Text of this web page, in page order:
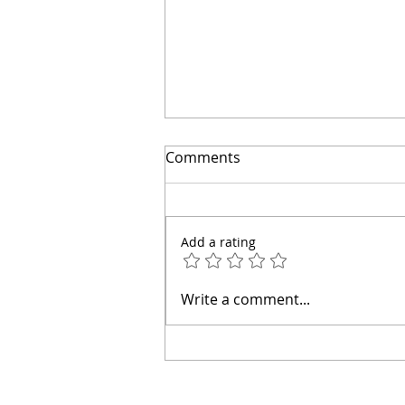
👋 Hola, soy el arquitecto
Comments
Add a rating
Write a comment...